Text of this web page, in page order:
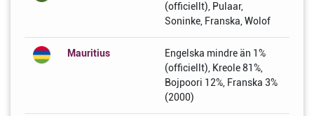
(officiellt), Pulaar,
Soninke, Franska, Wolof
Mauritius
Engelska mindre än 1%
(officiellt), Kreole 81%,
Bojpoori 12%, Franska 3%
(2000)